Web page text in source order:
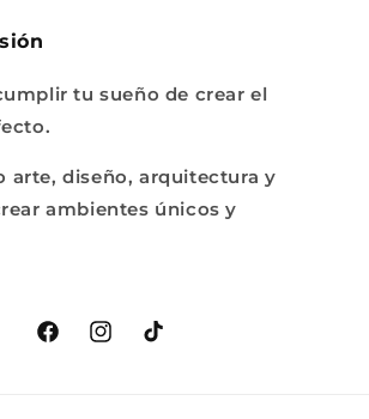
tu sueño de crear el
arte, diseño, arquitectura y
ambientes únicos y
FacebookInstagram
TikTok